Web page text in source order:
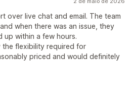
over live chat and email. The team
when there was an issue, they
up within a few hours.
the flexibility required for
priced and would definitely